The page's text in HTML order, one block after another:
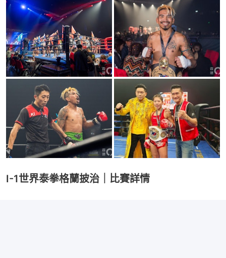
I-1世界泰拳格蘭披治｜比賽詳情